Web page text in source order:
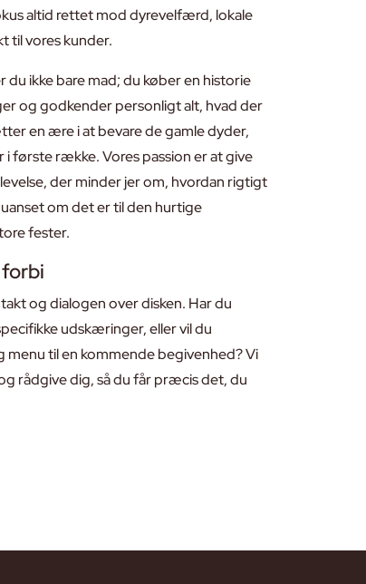
altid rettet mod dyrevelfærd, lokale
til vores kunder.
du ikke bare mad; du køber en historie
og godkender personligt alt, hvad der
en ære i at bevare de gamle dyder,
første række. Vores passion er at give
der minder jer om, hvordan rigtigt
om det er til den hurtige
fester.
og dialogen over disken. Har du
udskæringer, eller vil du
til en kommende begivenhed? Vi
rådgive dig, så du får præcis det, du